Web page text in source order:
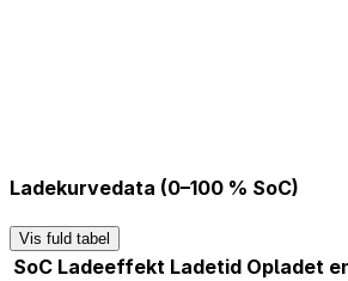
Ladekurvedata (0–100 % SoC)
Vis fuld tabel
SoC Ladeeffekt Ladetid Opladet